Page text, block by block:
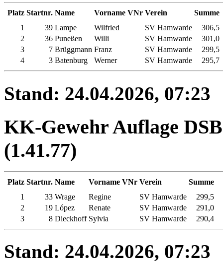
Platz Startnr. Name Vorname VNr Verein
Summe
1
39 Lampe Wilfried SV Hamwarde
306,5
2
36 Puneßen Willi SV Hamwarde
301,0
3
7 Brüggmann Franz SV Hamwarde
299,5
4
3 Batenburg Werner SV Hamwarde 295,7
Stand: 24.04.2026, 07:23
KK-Gewehr Auflage
(1.41.77)
Platz Startnr. Name Vorname VNr Verein
Summe
1
33 Wrage Regine SV Hamwarde
299,5
2
19 López Renate SV Hamwarde
291,0
3
8 Dieckhoff Sylvia SV Hamwarde 290,4
Stand: 24.04.2026, 07:23